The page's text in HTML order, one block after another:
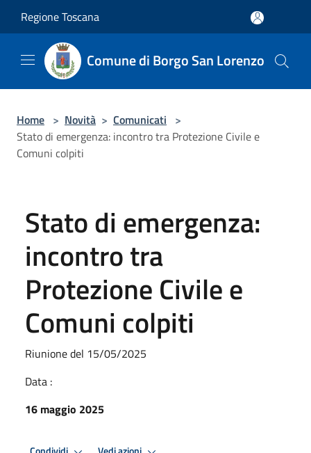
Regione Toscana
Comune di Borgo San Lorenzo
Home > Novità > Comunicati >
Stato di emergenza: incontro tra Protezione Civile e
Comuni colpiti
Stato di emergenza:
incontro tra
Protezione Civile e
Comuni colpiti
Riunione del 15/05/2025
Data :
16 maggio 2025